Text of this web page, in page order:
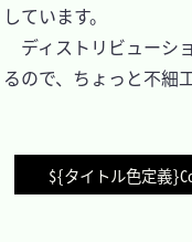
しています。
ディストリビューシ
るので、ちょっと不細
${タイトル色定義}